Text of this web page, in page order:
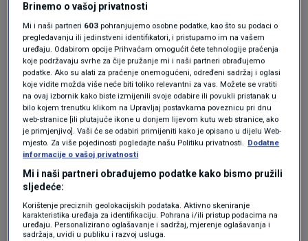
Smješten u južnom dijelu Karipskog mora,
nedaleko od obale Venezuele, Curaçao je
autonomna država unutar Kraljevine
Nizozemske. Prostire se na svega 444
četvorna kilometra i ima nešto više od 150.000
stanovnika, pišeKlix.ba.
Brinemo o vašoj privatnosti
Mi i naši partneri 603 pohranjujemo osobne podatke, kao što su podaci o
pregledavanju ili jedinstveni identifikatori, i pristupamo im na vašem
uređaju. Odabirom opcije Prihvaćam omogućit ćete tehnologije praćenja
koje podržavaju svrhe za čije pružanje mi i naši partneri obrađujemo
podatke. Ako su alati za praćenje onemogućeni, određeni sadržaj i oglasi
koje vidite možda više neće biti toliko relevantni za vas. Možete se vratiti
na ovaj izbornik kako biste izmijenili svoje odabire ili povukli pristanak u
bilo kojem trenutku klikom na Upravljaj postavkama poveznicu pri dnu
web-stranice [ili plutajuće ikone u donjem lijevom kutu web stranice, ako
je primjenjivo]. Vaši će se odabiri primijeniti kako je opisano u dijelu Web-
mjesto. Za više pojedinosti pogledajte našu Politiku privatnosti. Dodatne
informacije o vašoj privatnosti
Mi i naši partneri obrađujemo podatke kako bismo pružili
sljedeće:
Korištenje preciznih geolokacijskih podataka. Aktivno skeniranje
karakteristika uređaja za identifikaciju. Pohrana i/ili pristup podacima na
uređaju. Personalizirano oglašavanje i sadržaj, mjerenje oglašavanja i
sadržaja, uvidi u publiku i razvoj usluga.